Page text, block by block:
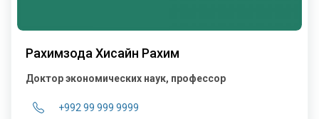
Рахимзода Хисайн Рахим
Доктор экономических наук, профессор
+992 99 999 9999